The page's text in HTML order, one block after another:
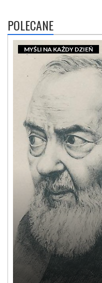
POLECANE
MYŚLI NA KAŻDY DZIEŃ